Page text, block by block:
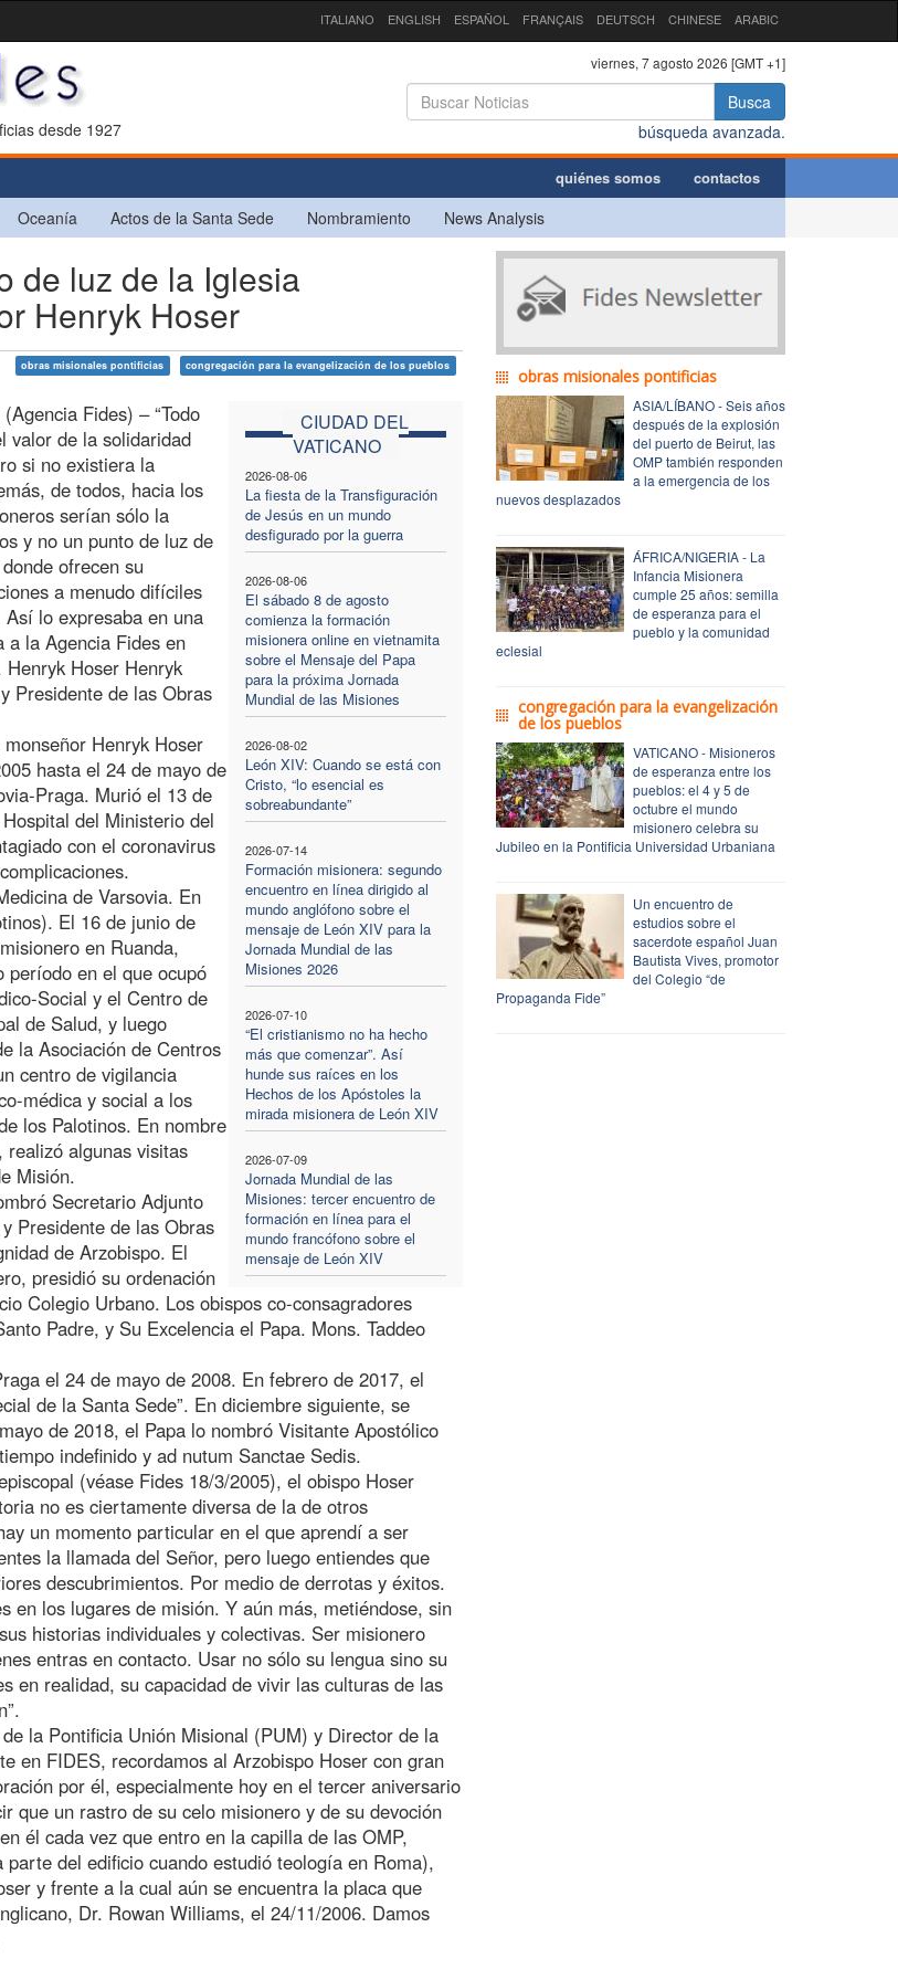
ITALIANO ENGLISH ESPAÑOL FRANÇAIS DEUTSCH CHINESE ARABIC
desde 1927
viernes, 7 agosto 2026 [GMT +1]
Busca
búsqueda avanzada.
quiénes somos contactos
Oceanía Actos de la Santa Sede Nombramiento News Analysis
de luz de la Iglesia
Henryk Hoser
obras misionales pontificias congregación para la evangelización de los pueblos
CIUDAD DEL
VATICANO
2026-08-06
La fiesta de la Transfiguración
de Jesús en un mundo
desfigurado por la guerra
2026-08-06
El sábado 8 de agosto
comienza la formación
misionera online en vietnamita
sobre el Mensaje del Papa
para la próxima Jornada
Mundial de las Misiones
2026-08-02
León XIV: Cuando se está con
Cristo, “lo esencial es
sobreabundante”
2026-07-14
Formación misionera: segundo
encuentro en línea dirigido al
mundo anglófono sobre el
mensaje de León XIV para la
Jornada Mundial de las
Misiones 2026
2026-07-10
“El cristianismo no ha hecho
más que comenzar”. Así
hunde sus raíces en los
Hechos de los Apóstoles la
mirada misionera de León XIV
2026-07-09
Jornada Mundial de las
Misiones: tercer encuentro de
formación en línea para el
mundo francófono sobre el
mensaje de León XIV
Fides) – “Todo
valor de la solidaridad
si no existiera la
de todos, hacia los
serían sólo la
y no un punto de luz de
ofrecen su
a menudo difíciles
Así lo expresaba en una
a la Agencia Fides en
Hoser Henryk
Presidente de las Obras
Henryk Hoser
hasta el 24 de mayo de
Praga. Murió el 13 de
del Ministerio del
con el coronavirus
de Varsovia. En
El 16 de junio de
en Ruanda,
período en el que ocupó
Social y el Centro de
de Salud, y luego
la Asociación de Centros
centro de vigilancia
médica y social a los
los Palotinos. En nombre
realizó algunas visitas
Misión.
Secretario Adjunto
Presidente de las Obras
de Arzobispo. El
presidió su ordenación
Colegio Urbano. Los obispos co-consagradores
Padre, y Su Excelencia el Papa. Mons. Taddeo
el 24 de mayo de 2008. En febrero de 2017, el
de la Santa Sede”. En diciembre siguiente, se
de 2018, el Papa lo nombró Visitante Apostólico
indefinido y ad nutum Sanctae Sedis.
(véase Fides 18/3/2005), el obispo Hoser
no es ciertamente diversa de la de otros
un momento particular en el que aprendí a ser
la llamada del Señor, pero luego entiendes que
descubrimientos. Por medio de derrotas y éxitos.
en los lugares de misión. Y aún más, metiéndose, sin
historias individuales y colectivas. Ser misionero
entras en contacto. Usar no sólo su lengua sino su
en realidad, su capacidad de vivir las culturas de las
la Pontificia Unión Misional (PUM) y Director de la
en FIDES, recordamos al Arzobispo Hoser con gran
por él, especialmente hoy en el tercer aniversario
que un rastro de su celo misionero y de su devoción
él cada vez que entro en la capilla de las OMP,
del edificio cuando estudió teología en Roma),
y frente a la cual aún se encuentra la placa que
Dr. Rowan Williams, el 24/11/2006. Damos
obras misionales pontificias
ASIA/LÍBANO - Seis años
después de la explosión
del puerto de Beirut, las
OMP también responden
a la emergencia de los
nuevos desplazados
ÁFRICA/NIGERIA - La
Infancia Misionera
cumple 25 años: semilla
de esperanza para el
pueblo y la comunidad
eclesial
congregación para la evangelización
de los pueblos
VATICANO - Misioneros
de esperanza entre los
pueblos: el 4 y 5 de
octubre el mundo
misionero celebra su
Jubileo en la Pontificia Universidad Urbaniana
Un encuentro de
estudios sobre el
sacerdote español Juan
Bautista Vives, promotor
del Colegio “de
Propaganda Fide”